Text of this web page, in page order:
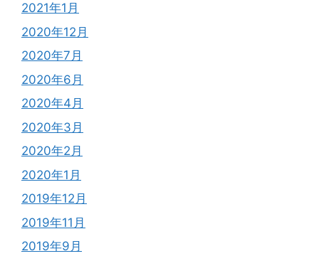
2021年1月
2020年12月
2020年7月
2020年6月
2020年4月
2020年3月
2020年2月
2020年1月
2019年12月
2019年11月
2019年9月